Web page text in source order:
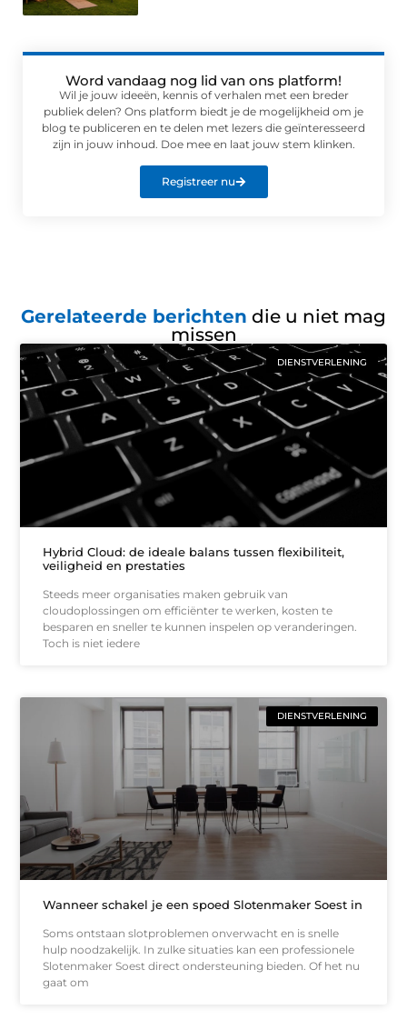
Word vandaag nog lid van ons platform!
Wil je jouw ideeën, kennis of verhalen met een breder
publiek delen? Ons platform biedt je de mogelijkheid om je
blog te publiceren en te delen met lezers die geïnteresseerd
zijn in jouw inhoud. Doe mee en laat jouw stem klinken.
Registreer nu
Gerelateerde berichten die u niet mag
missen
DIENSTVERLENING
Hybrid Cloud: de ideale balans tussen flexibiliteit,
veiligheid en prestaties
Steeds meer organisaties maken gebruik van
cloudoplossingen om efficiënter te werken, kosten te
besparen en sneller te kunnen inspelen op veranderingen.
Toch is niet iedere
DIENSTVERLENING
Wanneer schakel je een spoed Slotenmaker Soest in
Soms ontstaan slotproblemen onverwacht en is snelle
hulp noodzakelijk. In zulke situaties kan een professionele
Slotenmaker Soest direct ondersteuning bieden. Of het nu
gaat om